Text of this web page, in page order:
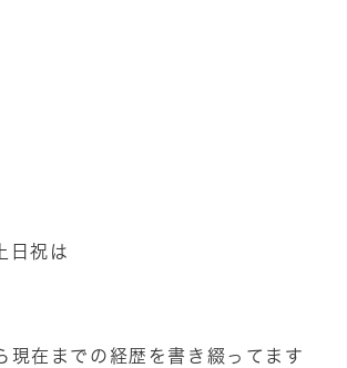
日祝は
現在までの経歴を書き綴ってます